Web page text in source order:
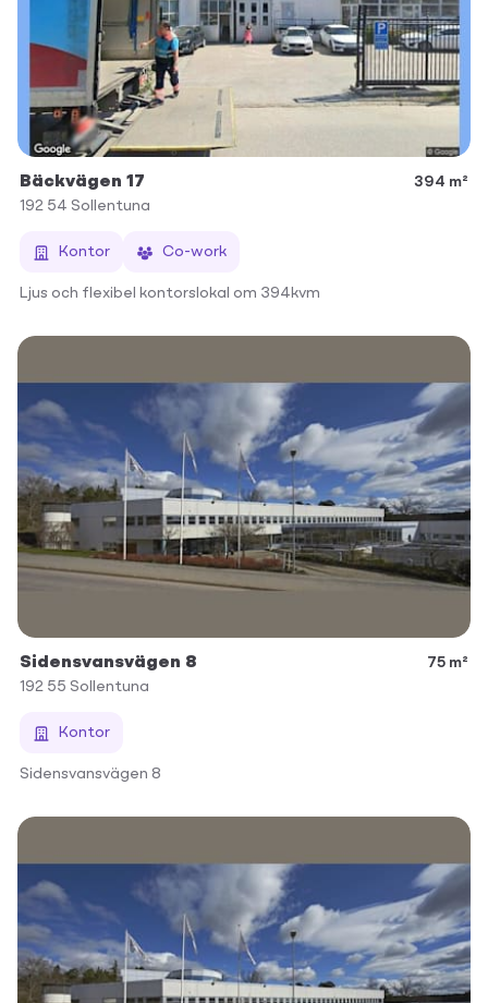
Bäckvägen 17
394 m²
192 54 Sollentuna
Kontor Co-work
Ljus och flexibel kontorslokal om 394kvm
Sidensvansvägen 8
75 m²
192 55 Sollentuna
Kontor
Sidensvansvägen 8